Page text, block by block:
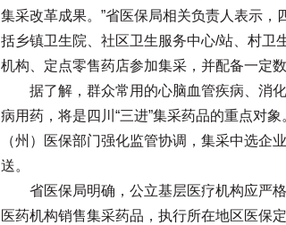
集采改革成果。”省医保局相关负责人表示
括乡镇卫生院、社区卫生服务中心/站、村卫
机构、定点零售药店参加集采，并配备一定数
据了解，群众常用的心脑血管疾病、消化
病用药，将是四川“三进”集采药品的重点对
（州）医保部门强化监管协调，集采中选企
送。
省医保局明确，公立基层医疗机构应严格
医药机构销售集采药品，执行所在地区医保